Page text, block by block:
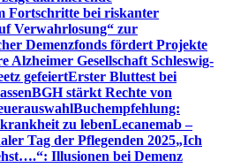
Fortschritte bei riskanter
Verwahrlosung“ zur
Demenzfonds fördert Projekte
Alzheimer Gesellschaft Schleswig-
gefeiertErster Bluttest bei
BGH stärkt Rechte von
Buchempfehlung:
zu lebenLecanemab –
Tag der Pflegenden 2025„Ich
Illusionen bei Demenz